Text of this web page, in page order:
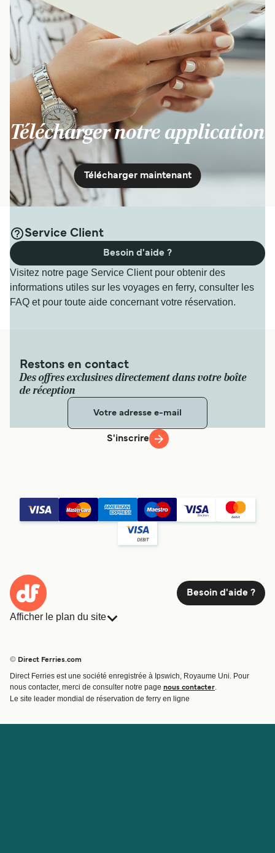
Télécharger notre application
Télécharger maintenant
Service Client
Visitez notre page Service Client pour obtenir des
informations utiles sur les voyages en ferry, consulter les
FAQ et pour toute aide concernant votre réservation.
Besoin d'aide ?
Restons en contact
Des offres exclusives directement dans votre boîte
de réception
S'inscrire
Besoin d'aide ?
Afficher le plan du site
Traversées et ports
Billet de bateau
© Direct Ferries.com
Direct Ferries est une société enregistrée à Ipswich, Royaume Uni. Pour
nous contacter, merci de consulter notre page nous contacter.
Le site leader mondial de réservation de ferry en ligne